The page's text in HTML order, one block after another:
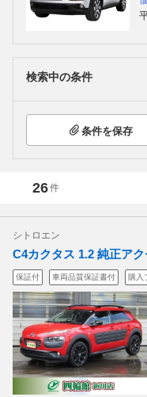
検索中の条件
条件を保存
26件
シトロエン
C4カクタス 1.2 純正ア
保証付 車両品質保証書付 購入